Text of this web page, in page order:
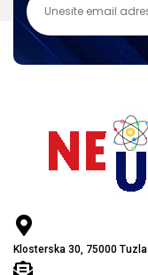
Klosterska 30, 75000 Tuzla